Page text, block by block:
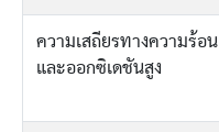
ความเสถียรทางความร้อน
และออกซิเดชันสูง